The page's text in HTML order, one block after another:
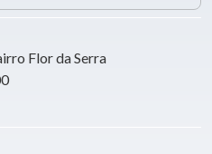
Flor da Serra